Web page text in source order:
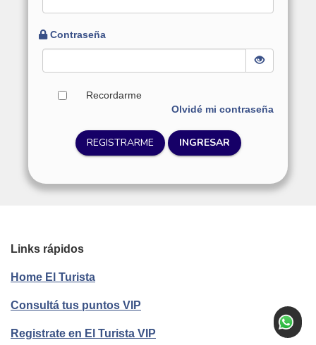
Contraseña
Recordarme
Olvidé mi contraseña
REGISTRARME INGRESAR
Links rápidos
Home El Turista
Consultá tus puntos VIP
Registrate en El Turista VIP